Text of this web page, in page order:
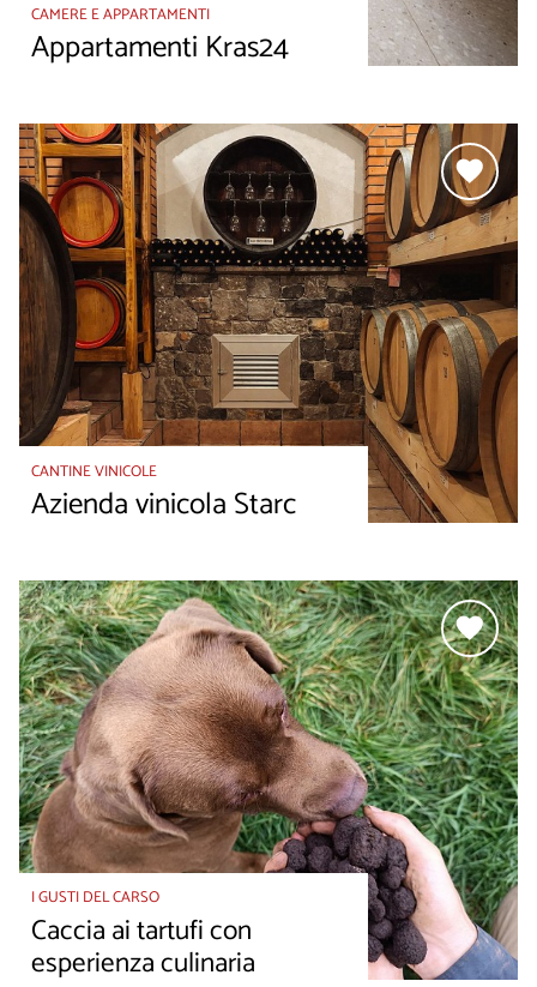
CAMERE E APPARTAMENTI
Appartamenti Kras24
CANTINE VINICOLE
Azienda vinicola Starc
I GUSTI DEL CARSO
Caccia ai tartufi con
esperienza culinaria